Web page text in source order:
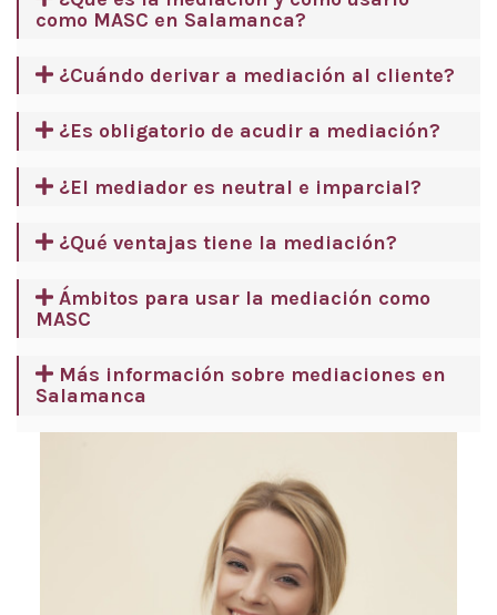
como MASC en Salamanca?
¿Cuándo derivar a mediación al cliente?
¿Es obligatorio de acudir a mediación?
¿El mediador es neutral e imparcial?
¿Qué ventajas tiene la mediación?
Ámbitos para usar la mediación como
MASC
Más información sobre mediaciones en
Salamanca